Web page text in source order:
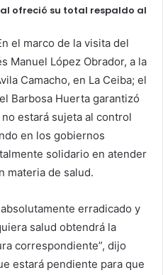
ofreció su total respaldo al
el marco de la visita del
Manuel López Obrador, a la
Camacho, en La Ceiba; el
Barbosa Huerta garantizó
estará sujeta al control
en los gobiernos
solidario en atender
materia de salud.
erradicado y
salud obtendrá la
correspondiente”, dijo
estará pendiente para que